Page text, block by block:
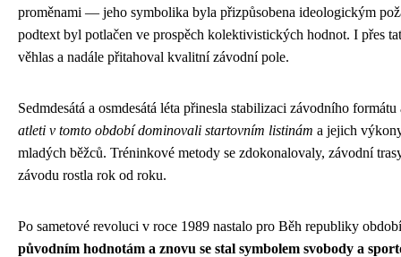
proměnami — jeho symbolika byla přizpůsobena ideologickým
podtext byl potlačen ve prospěch kolektivistických hodnot. I přes
věhlas a nadále přitahoval kvalitní závodní pole.
Sedmdesátá a osmdesátá léta přinesla stabilizaci závodního
atleti v tomto období dominovali startovním listinám a jejich
mladých běžců. Tréninkové metody se zdokonalovaly, závodní
závodu rostla rok od roku.
Po sametové revoluci v roce 1989 nastalo pro Běh republiky
původním hodnotám a znovu se stal symbolem svobody a